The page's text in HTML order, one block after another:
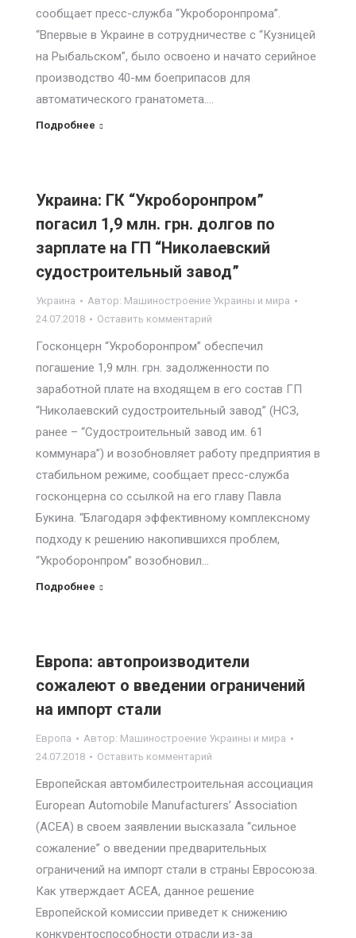
сообщает пресс-служба “Укроборонпрома”.
“Впервые в Украине в сотрудничестве с “Кузницей
на Рыбальском”, было освоено и начато серийное
производство 40-мм боеприпасов для
автоматического гранатомета.…
Подробнее
Украина: ГК “Укроборонпром”
погасил 1,9 млн. грн. долгов по
зарплате на ГП “Николаевский
судостроительный завод”
Украина Автор: Машиностроение Украины и мира
24.07.2018
Оставить комментарий
Госконцерн “Укроборонпром” обеспечил
погашение 1,9 млн. грн. задолженности по
заработной плате на входящем в его состав ГП
“Николаевский судостроительный завод” (НСЗ,
ранее – “Судостроительный завод им. 61
коммунара”) и возобновляет работу предприятия в
стабильном режиме, сообщает пресс-служба
госконцерна со ссылкой на его главу Павла
Букина. “Благодаря эффективному комплексному
подходу к решению накопившихся проблем,
“Укроборонпром” возобновил…
Подробнее
Европа: автопроизводители
сожалеют о введении ограничений
на импорт стали
Европа Автор: Машиностроение Украины и мира
24.07.2018
Оставить комментарий
Европейская автомбилестроительная ассоциация
European Automobile Manufacturers’ Association
(ACEA) в своем заявлении высказала “сильное
сожаление” о введении предварительных
ограничений на импорт стали в страны Евросоюза.
Как утверждает ACEA, данное решение
Европейской комиссии приведет к снижению
конкурентоспособности отрасли из-за